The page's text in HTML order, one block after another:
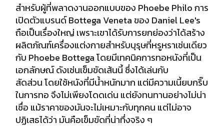
สำหรับผู้ที่พลาดงานออกแบบของ Phoebe Philo การ
เปิดตัวแบรนด์ Bottega Veneta ของ Daniel Lee's
ถือเป็นเรื่องใหญ่ เพราะเขาได้รับการยกย่องว่าได้สร้าง
ผลิตภัณฑ์เครื่องแต่งกายสำหรับบุรุษที่หรูหราเช่นเดียว
กับ Phoebe Bottega โดยมีเทคนิคการทอหนังที่เป็น
เอกลักษณ์ ดังเช่นเข็มขัดเส้นนี้ ซึ่งได้เล่นกับ
สัดส่วนโดยใช้หนังที่มีน้ำหนักมาก แต่มีความเนี้ยบกริ๊บ
ในการทอ จึงไม่เพียงโดดเด่น แต่ยังทนทานอย่างไม่น่า
เชื่อ แม้ราคาของมันจะไม่เหมาะกับทุกคน แต่ไม่อาจ
ปฏิเสธได้ว่า มันคือเข็มขัดที่น่าทึ่งจริง ๆ